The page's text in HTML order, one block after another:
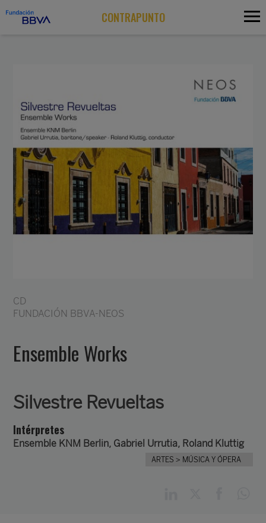
CONTRAPUNTO
CD
FUNDACIÓN BBVA-NEOS
Ensemble Works
Silvestre Revueltas
Intérpretes
Ensemble KNM Berlin, Gabriel Urrutia, Roland Kluttig
ARTES > MÚSICA Y ÓPERA